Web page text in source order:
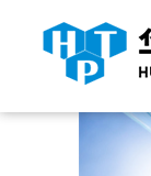
当前位